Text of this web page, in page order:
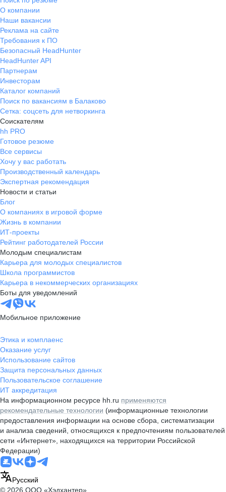
О компании
Наши вакансии
Реклама на сайте
Требования к ПО
Безопасный HeadHunter
HeadHunter API
Партнерам
Инвесторам
Каталог компаний
Поиск по вакансиям в Балаково
Сетка: соцсеть для нетворкинга
Соискателям
hh PRO
Готовое резюме
Все сервисы
Хочу у вас работать
Производственный календарь
Экспертная рекомендация
Новости и статьи
Блог
О компаниях в игровой форме
Жизнь в компании
ИТ-проекты
Рейтинг работодателей России
Молодым специалистам
Карьера для молодых специалистов
Школа программистов
Карьера в некоммерческих организациях
Боты для уведомлений
Мобильное приложение
Этика и комплаенс
Оказание услуг
Использование сайтов
Защита персональных данных
Пользовательское соглашение
ИТ аккредитация
На информационном ресурсе hh.ru применяются
рекомендательные технологии (информационные технологии
предоставления информации на основе сбора, систематизации
и анализа сведений, относящихся к предпочтениям пользователей
сети «Интернет», находящихся на территории Российской
Федерации)
Русский
© 2026 ООО «Хэдхантер»